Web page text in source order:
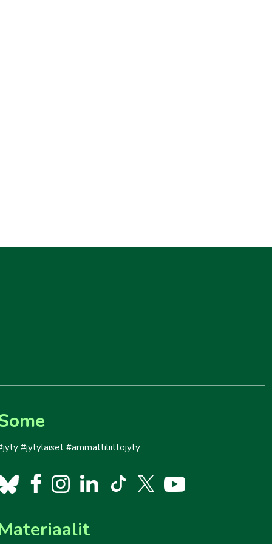
#jytyläiset #ammattiliittojyty